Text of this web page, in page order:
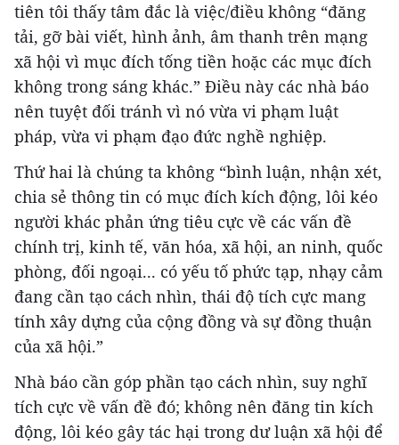
tiên tôi thấy tâm đắc là việc/điều không “đăng
tải, gỡ bài viết, hình ảnh, âm thanh trên mạng
xã hội vì mục đích tống tiền hoặc các mục đích
không trong sáng khác.” Điều này các nhà báo
nên tuyệt đối tránh vì nó vừa vi phạm luật
pháp, vừa vi phạm đạo đức nghề nghiệp.
Thứ hai là chúng ta không “bình luận, nhận xét,
chia sẻ thông tin có mục đích kích động, lôi kéo
người khác phản ứng tiêu cực về các vấn đề
chính trị, kinh tế, văn hóa, xã hội, an ninh, quốc
phòng, đối ngoại... có yếu tố phức tạp, nhạy cảm
đang cần tạo cách nhìn, thái độ tích cực mang
tính xây dựng của cộng đồng và sự đồng thuận
của xã hội.”
Nhà báo cần góp phần tạo cách nhìn, suy nghĩ
tích cực về vấn đề đó; không nên đăng tin kích
động, lôi kéo gây tác hại trong dư luận xã hội để